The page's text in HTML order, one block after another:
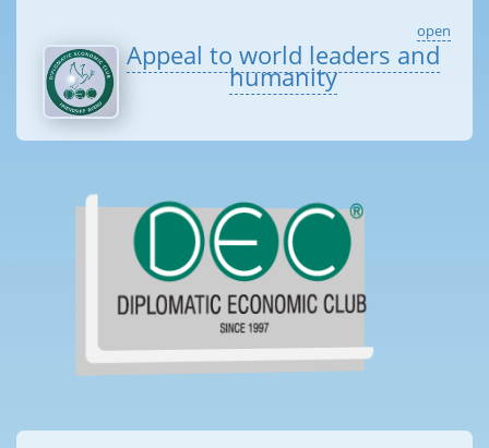
open
Appeal to world leaders and
humanity